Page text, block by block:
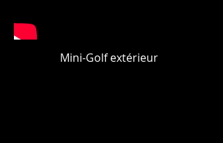
Mini-Golf extérieur